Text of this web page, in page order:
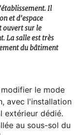
Il
et d'espace
ouvert sur le
La salle est très
du bâtiment
le mode
avec l'installation
extérieur dédié.
au sous-sol du